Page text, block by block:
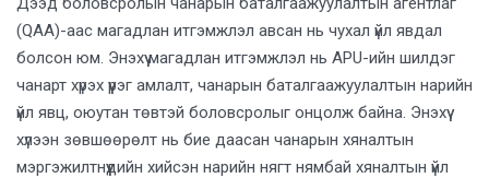
(QAA)-аас магадлан итгэмжлэл авсан нь чухал үйл явдал
болсон юм. Энэхүү магадлан итгэмжлэл нь APU-ийн шилдэг
чанарт хүрэх үүрэг амлалт, чанарын баталгаажуулалтын нарийн
үйл явц, оюутан төвтэй боловсролыг онцолж байна. Энэхүү
хүлээн зөвшөөрөлт нь бие даасан чанарын хяналтын
мэргэжилтнүүдийн хийсэн нарийн нягт нямбай хяналтын үйл